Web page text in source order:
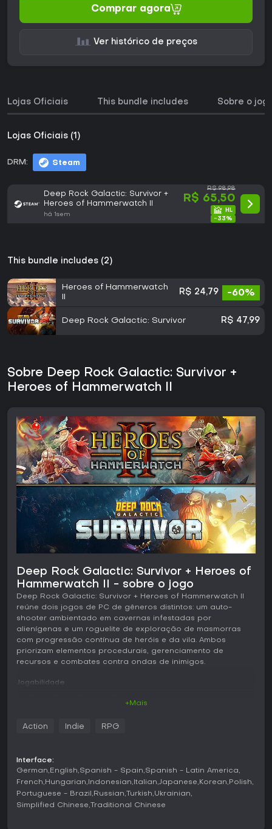
Comprar agora
Ver histórico de preços
Lojas Oficiais This bundle includes Sobre o
Lojas Oficiais (1)
DRM: Steam
Deep Rock Galactic: Survivor +
Heroes of Hammerwatch II
há 1sem
R$ 98,98
R$ 65,50
-33%
This bundle includes (2)
Heroes of Hammerwatch
R$ 24,79 -60%
Deep Rock Galactic: Survivor R$ 47,99
Sobre Deep Rock Galactic: Survivor +
Heroes of Hammerwatch II
Deep Rock Galactic: Survivor + Heroes of
Hammerwatch II - sobre o jogo
Deep Rock Galactic: Survivor + Heroes of Hammerwatch II
reúne dois jogos de PC de gêneros distintos: um auto-
shooter ambientado em cavernas infestadas por
alienígenas e um roguelite de exploração de masmorras
com progressão contínua de heróis e da vila. Ambos
priorizam elementos procedurais, gerenciamento de
recursos e combates contra ondas de inimigos.
Jogabilidade
de tiro automático cuida dos disparos contra as hordas
arsenal de Deep Rock Galactic. Cada classe, como o
Scout, oferece estilos diferentes de movimento e combate,
enquanto os níveis de perigo aumentam a quantidade e a
dificuldade dos inimigos conforme o bioma escolhido.
Cada missão exige cumprir objetivos antes da extração, e
+Mais
Action Indie RPG
Interface:
German English Spanish - Spain Spanish - Latin America
French Hungarian Indonesian Italian Japanese Korean Polish
Portuguese - Brazil
Russian Turkish Ukrainian
Simplified Chinese Traditional Chinese